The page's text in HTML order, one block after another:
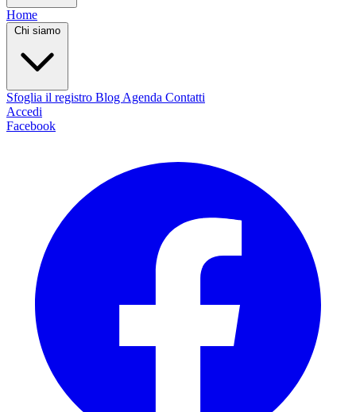
Home
Chi siamo
Sfoglia il registro Blog Agenda Contatti
Accedi
Facebook